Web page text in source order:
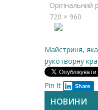
720 × 960
Майстриня,
рукотворну
Pin It Share
НОВИНИ